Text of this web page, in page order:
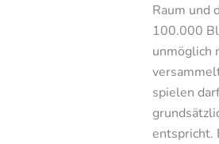
Raum und
100.000
unmöglich
spielen
entspricht.